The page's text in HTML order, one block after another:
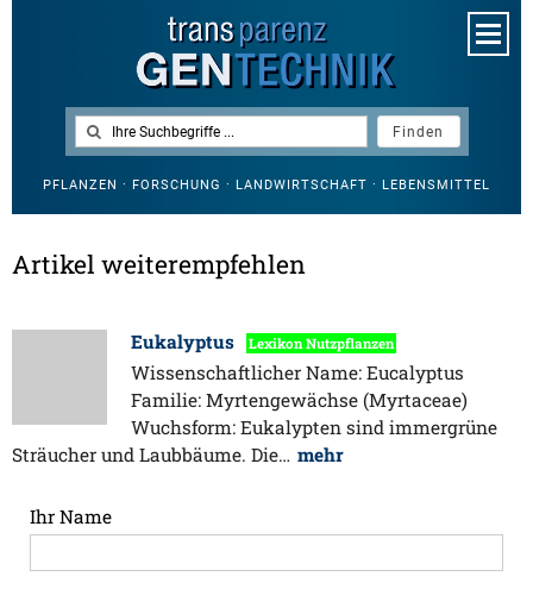
PFLANZEN · FORSCHUNG · LANDWIRTSCHAFT · LEBENSMITTEL
Artikel weiterempfehlen
Eukalyptus Lexikon Nutzpflanzen
Wissenschaftlicher Name: Eucalyptus
Familie: Myrtengewächse (Myrtaceae)
Wuchsform: Eukalypten sind immergrüne
Sträucher und Laubbäume. Die… mehr
Ihr Name